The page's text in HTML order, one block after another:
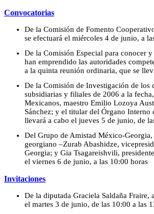
Convocatorias
De la Comisión de Fomento
se efectuará el miércoles 4 de junio, a
De la Comisión Especial para conocer
han emprendido las autoridades
a la quinta reunión ordinaria, que se
De la Comisión de Investigación de los
subsidiarias y filiales de 2006 a la
Mexicanos, maestro Emilio Lozoya
Sánchez; y el titular del Órgano
llevará a cabo el jueves 5 de junio, de
Del Grupo de Amistad México-
georgiano –Zurab Abashidze,
Georgia; y Gia Tsagareishvili,
el viernes 6 de junio, a las 10:00 horas
Invitaciones
De la diputada Graciela Saldaña Fraire,
el martes 3 de junio, de las 10:00 a las